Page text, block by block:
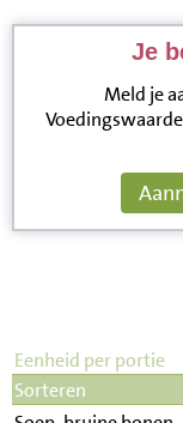
Je
Meld je
Eenheid per portie
Sorteren